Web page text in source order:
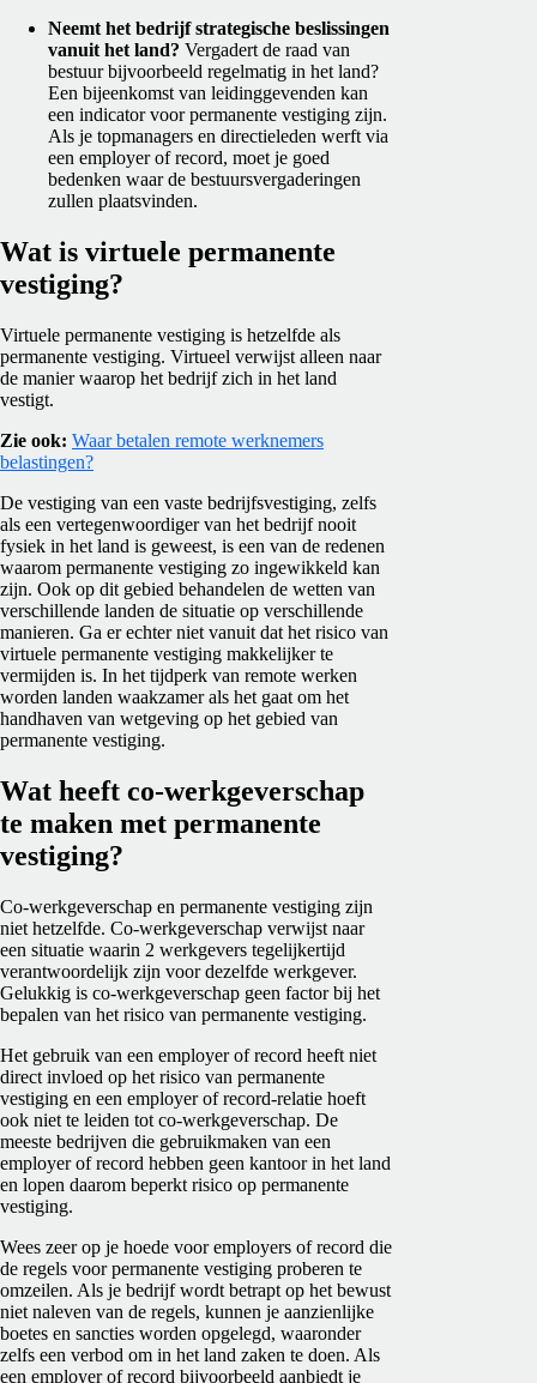
Neemt het bedrijf strategische beslissingen
vanuit het land? Vergadert de raad van
bestuur bijvoorbeeld regelmatig in het land?
Een bijeenkomst van leidinggevenden kan
een indicator voor permanente vestiging zijn.
Als je topmanagers en directieleden werft via
een employer of record, moet je goed
bedenken waar de bestuursvergaderingen
zullen plaatsvinden.
Wat is virtuele permanente
vestiging?
Virtuele permanente vestiging is hetzelfde als
permanente vestiging. Virtueel verwijst alleen naar
de manier waarop het bedrijf zich in het land
vestigt.
Zie ook: Waar betalen remote werknemers
belastingen?
De vestiging van een vaste bedrijfsvestiging, zelfs
als een vertegenwoordiger van het bedrijf nooit
fysiek in het land is geweest, is een van de redenen
waarom permanente vestiging zo ingewikkeld kan
zijn. Ook op dit gebied behandelen de wetten van
verschillende landen de situatie op verschillende
manieren. Ga er echter niet vanuit dat het risico van
virtuele permanente vestiging makkelijker te
vermijden is. In het tijdperk van remote werken
worden landen waakzamer als het gaat om het
handhaven van wetgeving op het gebied van
permanente vestiging.
Wat heeft co-werkgeverschap
te maken met permanente
vestiging?
Co-werkgeverschap en permanente vestiging zijn
niet hetzelfde. Co-werkgeverschap verwijst naar
een situatie waarin 2 werkgevers tegelijkertijd
verantwoordelijk zijn voor dezelfde werkgever.
Gelukkig is co-werkgeverschap geen factor bij het
bepalen van het risico van permanente vestiging.
Het gebruik van een employer of record heeft niet
direct invloed op het risico van permanente
vestiging en een employer of record-relatie hoeft
ook niet te leiden tot co-werkgeverschap. De
meeste bedrijven die gebruikmaken van een
employer of record hebben geen kantoor in het land
en lopen daarom beperkt risico op permanente
vestiging.
Wees zeer op je hoede voor employers of record die
de regels voor permanente vestiging proberen te
omzeilen. Als je bedrijf wordt betrapt op het bewust
niet naleven van de regels, kunnen je aanzienlijke
boetes en sancties worden opgelegd, waaronder
zelfs een verbod om in het land zaken te doen. Als
een employer of record bijvoorbeeld aanbiedt je